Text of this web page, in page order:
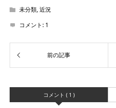
未分類,近況
コメント: 1
コメント ( 1 )